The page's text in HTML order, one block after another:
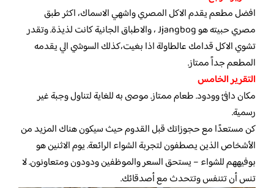
افضل مطعم يقدم الاكل المصري واشهي الاسماك، اكثر طبق
مصري حبيته هو Jjangbog ، والاطباق الجانية كانت لذيذة. وتقدر
تشوي الاكل قدامك عالطاولة اذا بغيت،كذلك السوشي الي يقدمه
المطعم جداً ممتاز.
التقرير الخامس
مكان دافئ وودود. طعام ممتاز. موصى به للغاية لتناول وجبة غير
رسمية.
كن مستعدًا مع حجوزاتك قبل القدوم حيث سيكون هناك المزيد من
الأشخاص الذين يصطفون لتجربة الشواء الرائعة. يوم الاثنين هو
بوفيههم للشواء – يستحق السعر والموظفين ودودون ومتعاونون. لا
تنس أن تتنفس وتتحدث مع أصدقائك.